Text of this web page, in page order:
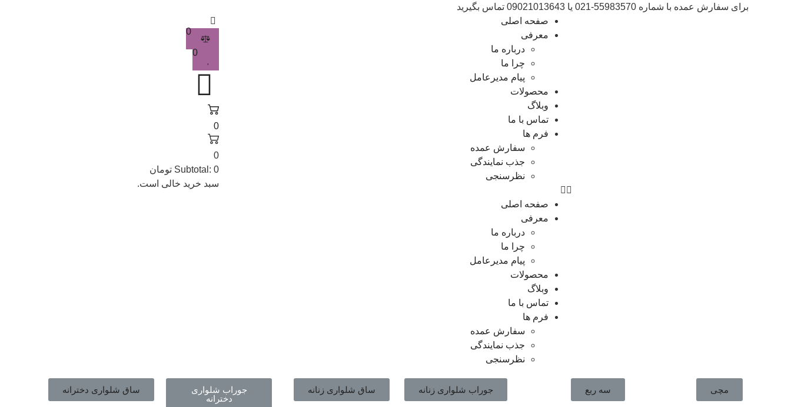
برای سفارش عمده با شماره 55983570-021 یا 09021013643 تماس بگیرید
صفحه اصلی
معرفی
درباره ما
چرا ما
پیام مدیرعامل
محصولات
وبلاگ
تماس با ما
فرم ها
سفارش عمده
جذب نمایندگی
نظرسنجی
صفحه اصلی
معرفی
درباره ما
چرا ما
پیام مدیرعامل
محصولات
وبلاگ
تماس با ما
فرم ها
سفارش عمده
جذب نمایندگی
نظرسنجی
0
0
0
0
Subtotal: 0
تومان
سبد خرید خالی است.
مچی سه ربع جوراب شلواری زنانه ساق شلواری زنانه
جوراب شلواری
دخترانه
ساق شلواری دخترانه